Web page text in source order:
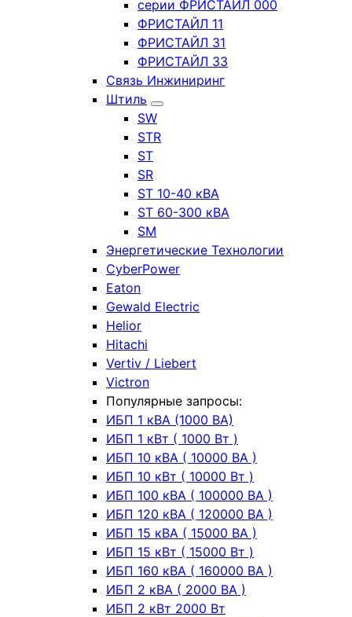
серии ФРИСТАЙЛ 000
ФРИСТАЙЛ 11
ФРИСТАЙЛ 31
ФРИСТАЙЛ 33
Связь Инжиниринг
Штиль
SW
STR
ST
SR
ST 10-40 кВА
ST 60-300 кВА
SM
Энергетические Технологии
CyberPower
Eaton
Gewald Electric
Helior
Hitachi
Vertiv / Liebert
Victron
Популярные запросы:
ИБП 1 кВА (1000 ВА)
ИБП 1 кВт ( 1000 Вт )
ИБП 10 кВА ( 10000 ВА )
ИБП 10 кВт ( 10000 Вт )
ИБП 100 кВА ( 100000 ВА )
ИБП 120 кВА ( 120000 ВА )
ИБП 15 кВА ( 15000 ВА )
ИБП 15 кВт ( 15000 Вт )
ИБП 160 кВА ( 160000 ВА )
ИБП 2 кВА ( 2000 ВА )
ИБП 2 кВт 2000 Вт